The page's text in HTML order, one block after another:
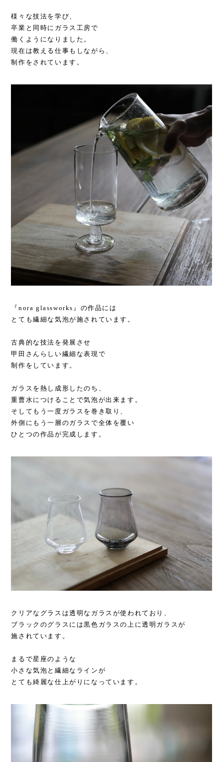
様々な技法を学び、
卒業と同時にガラス工房で
働くようになりました。
現在は教える仕事もしながら、
制作をされています。
『nora glassworks』の作品には
とても繊細な気泡が施されています。
古典的な技法を発展させ
甲田さんらしい繊細な表現で
制作をしています。
ガラスを熱し成形したのち、
重曹水につけることで気泡が出来ます。
そしてもう一度ガラスを巻き取り、
外側にもう一層のガラスで全体を覆い
ひとつの作品が完成します。
クリアなグラスは透明なガラスが使われており、
ブラックのグラスには黒色ガラスの上に透明ガラスが
施されています。
まるで星座のような
小さな気泡と繊細なラインが
とても綺麗な仕上がりになっています。